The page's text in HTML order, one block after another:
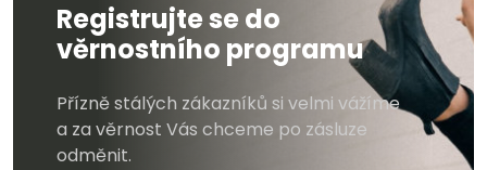
Registrujte se do
věrnostního programu
Přízně stálých zákazníků si velmi vážíme
a za věrnost Vás chceme po zásluze
odměnit.